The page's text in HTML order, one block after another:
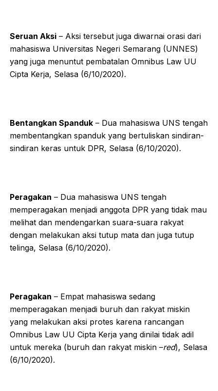
Seruan Aksi – Aksi tersebut juga diwarnai orasi dari
mahasiswa Universitas Negeri Semarang (UNNES)
yang juga menuntut pembatalan Omnibus Law UU
Cipta Kerja, Selasa (6/10/2020).
Bentangkan Spanduk – Dua mahasiswa UNS tengah
membentangkan spanduk yang bertuliskan sindiran-
sindiran keras untuk DPR, Selasa (6/10/2020).
Peragakan – Dua mahasiswa UNS tengah
memperagakan menjadi anggota DPR yang tidak mau
melihat dan mendengarkan suara-suara rakyat
dengan melakukan aksi tutup mata dan juga tutup
telinga, Selasa (6/10/2020).
Peragakan – Empat mahasiswa sedang
memperagakan menjadi buruh dan rakyat miskin
yang melakukan aksi protes karena rancangan
Omnibus Law UU Cipta Kerja yang dinilai tidak adil
untuk mereka (buruh dan rakyat miskin –red), Selasa
(6/10/2020).